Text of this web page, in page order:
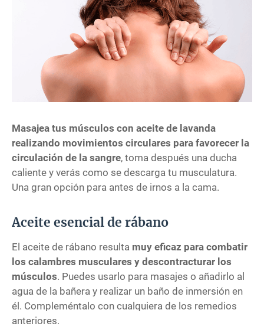
Masajea tus músculos con aceite de lavanda
realizando movimientos circulares para favorecer la
circulación de la sangre, toma después una ducha
caliente y verás como se descarga tu musculatura.
Una gran opción para antes de irnos a la cama.
Aceite esencial de rábano
El aceite de rábano resulta muy eficaz para combatir
los calambres musculares y descontracturar los
músculos. Puedes usarlo para masajes o añadirlo al
agua de la bañera y realizar un baño de inmersión en
él. Compleméntalo con cualquiera de los remedios
anteriores.